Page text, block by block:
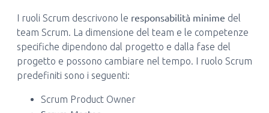
I ruoli Scrum descrivono le responsabilità minime del
team Scrum. La dimensione del team e le competenze
specifiche dipendono dal progetto e dalla fase del
progetto e possono cambiare nel tempo. I ruolo Scrum
predefiniti sono i seguenti:
Scrum Product Owner